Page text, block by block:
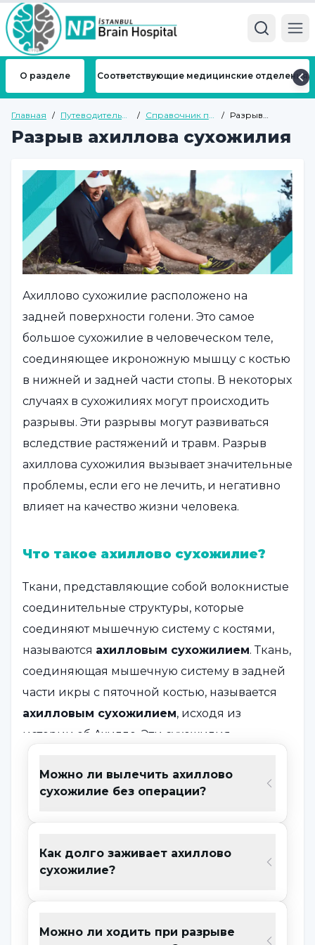
О разделе Соответствующие медицинские отделения
Главная / Путеводитель
/
Справочник по
/
Разрыв
сухожилия
Разрыв ахиллова сухожилия
Ахиллово сухожилие расположено на
задней поверхности голени. Это самое
большое сухожилие в человеческом теле,
соединяющее икроножную мышцу с костью
в нижней и задней части стопы. В некоторых
случаях в сухожилиях могут происходить
разрывы. Эти разрывы могут развиваться
вследствие растяжений и травм. Разрыв
ахиллова сухожилия вызывает значительные
проблемы, если его не лечить, и негативно
влияет на качество жизни человека.
Что такое ахиллово сухожилие?
Ткани, представляющие собой волокнистые
соединительные структуры, которые
соединяют мышечную систему с костями,
называются ахилловым сухожилием. Ткань,
соединяющая мышечную систему в задней
части икры с пяточной костью, называется
ахилловым сухожилием, исходя из
истории об Ахилле. Эти сухожилия
имеют прочную и долговечную структуру.
Внутри них есть подушечки с жидкостью,
которые защищают
в
использовании в сухожилии возникают
привести к развитию ахиллова тендинита.
Можно ли вылечить ахиллово
сухожилие без операции?
Как долго заживает ахиллово
сухожилие?
Можно ли ходить при разрыве